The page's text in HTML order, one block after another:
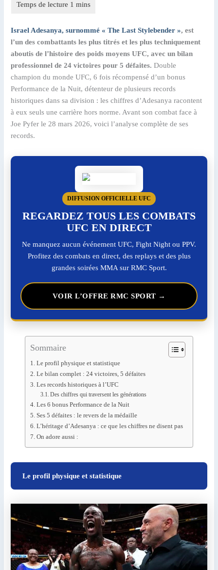
Israel Adesanya, surnommé « The Last Stylebender », est
l’un des combattants les plus titrés et les plus techniquement
aboutis de l’histoire des poids moyens UFC, avec un bilan
professionnel de 24 victoires pour 5 défaites. Double
champion du monde UFC, 6 fois récompensé d’un bonus
Performance de la Nuit, détenteur de plusieurs records
historiques dans sa division : les chiffres d’Adesanya racontent
à eux seuls une carrière hors norme. Avant son combat face à
Joe Pyfer le 28 mars 2026, voici l’analyse complète de ses
records.
DIFFUSION OFFICIELLE UFC
REGARDEZ TOUS LES COMBATS
UFC EN DIRECT
Ne manquez aucun événement UFC, Fight Night ou PPV.
Profitez des combats en direct, des replays et des plus
grandes soirées MMA sur RMC Sport.
VOIR L’OFFRE RMC SPORT →
Sommaire
Le profil physique et statistique
Le bilan complet : 24 victoires, 5 défaites
Les records historiques à l’UFC
Des chiffres qui traversent les générations
Les 6 bonus Performance de la Nuit
Ses 5 défaites : le revers de la médaille
L’héritage d’Adesanya : ce que les chiffres ne disent pas
On adore aussi :
Le profil physique et statistique